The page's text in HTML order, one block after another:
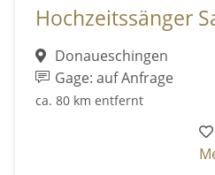
Hochzeitssänger
Donaueschingen
Gage: auf Anfrage
ca. 80 km entfernt